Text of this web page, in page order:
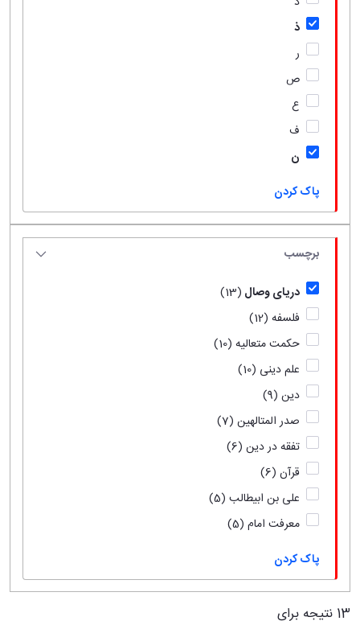
ذ
ر
ص
ع
ف
ن
پاک کردن
برچسب
دریای وصال (13)
فلسفه (12)
حکمت متعالیه (10)
علم دینی (10)
دین (9)
صدر المتالهین (7)
تفقه در دین (6)
قرآن (6)
علی بن ابیطالب (5)
معرفت امام (5)
پاک کردن
13 نتیجه برای